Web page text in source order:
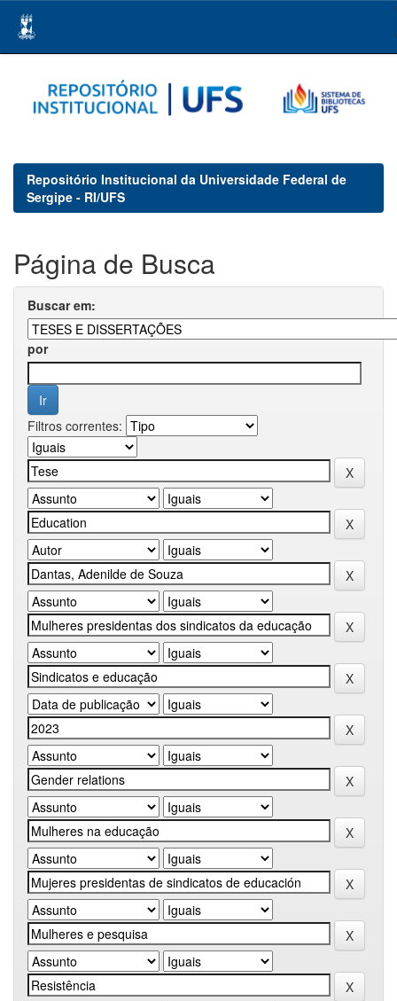
navigation
Repositório Institucional da Universidade Federal de
Sergipe - RI/UFS
Página de Busca
Buscar em:
por
Filtros correntes: